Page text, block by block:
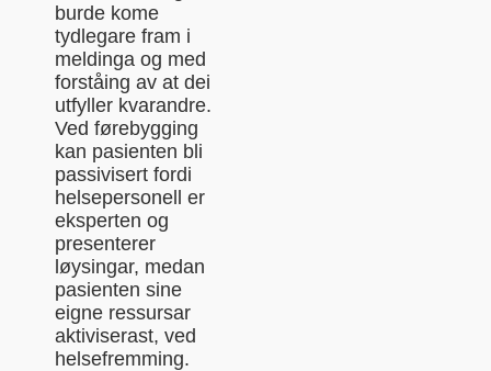
burde kome
tydlegare fram i
meldinga og med
forståing av at dei
utfyller kvarandre.
Ved førebygging
kan pasienten bli
passivisert fordi
helsepersonell er
eksperten og
presenterer
løysingar, medan
pasienten sine
eigne ressursar
aktiviserast, ved
helsefremming.